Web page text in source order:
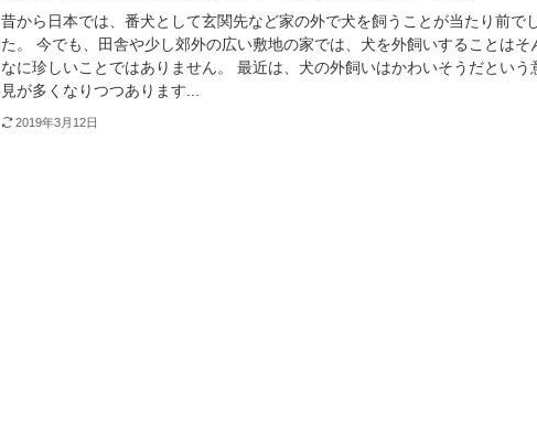
昔から日本では、番犬として玄関先など家の外で犬を飼うことが当たり前で
た。 今でも、田舎や少し郊外の広い敷地の家では、犬を外飼いすることはそ
なに珍しいことではありません。 最近は、犬の外飼いはかわいそうだという
見が多くなりつつあります...
2019年3月12日